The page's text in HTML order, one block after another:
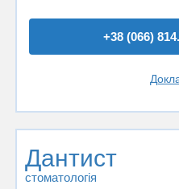
+38 (066)
Дантист
стоматологія